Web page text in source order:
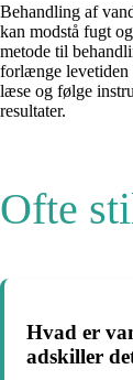
Behandling af
kan modstå fugt
metode til
forlænge levetiden
læse og følge
resultater.
Ofte
Hvad er
adskiller